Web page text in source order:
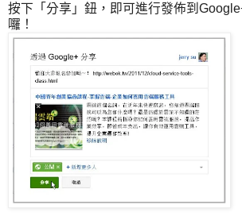
按下「分享」鈕，即可進行發佈到
囉！